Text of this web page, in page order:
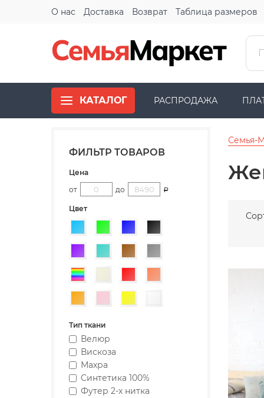
О нас Доставка Возврат Таблица размеров
КАТАЛОГ РАСПРОДАЖА
ФИЛЬТР ТОВАРОВ
Цена
от
до Р
Цвет
ГолубойЗеленыйСиний
ФиолетовыйБирюзовыйКоричневый
Разноцветный
БежевыйКрасный
Оранжевый
Розовый
Тип ткани
Велюр
Вискоза
Махра
Синтетика 100%
Футер 2-х нитка
Семья-